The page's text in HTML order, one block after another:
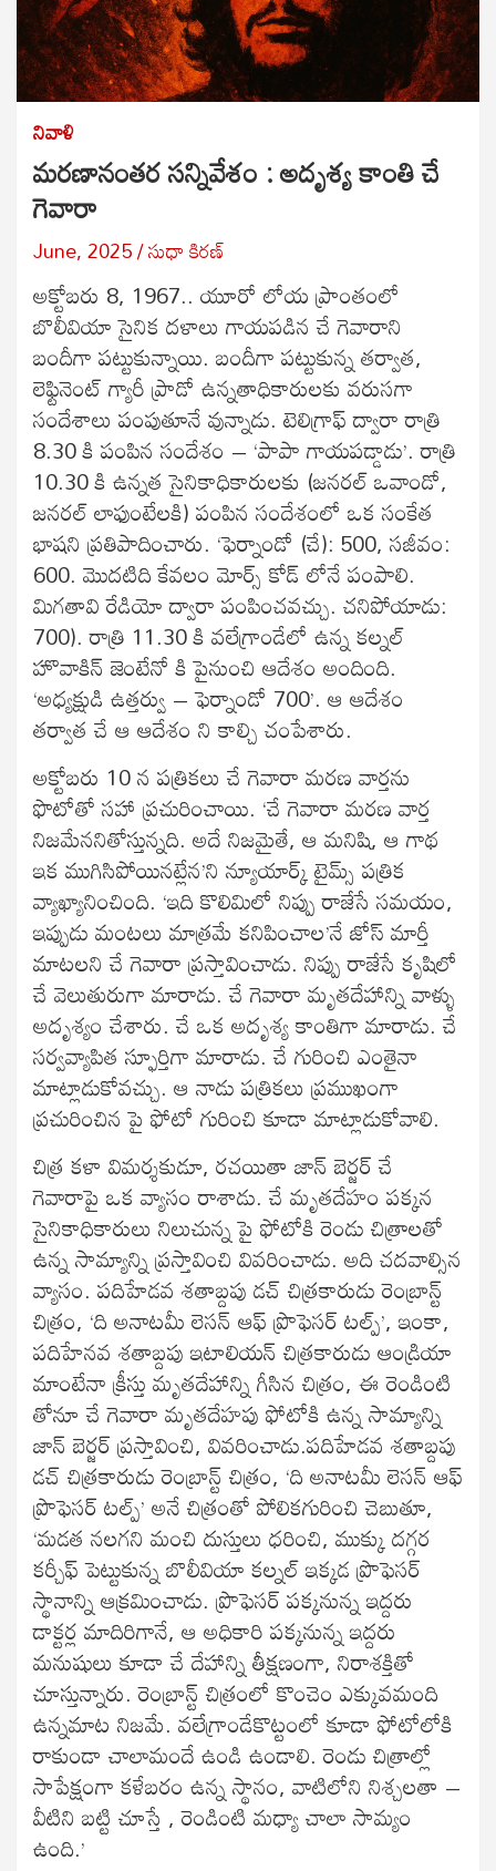
నివాళి
మరణానంతర సన్నివేశం : అదృశ్య కాంతి చే
గెవారా
June, 2025 సుధా కిరణ్
అక్టోబరు 8, 1967.. యూరో లోయ ప్రాంతంలో
బొలీవియా సైనిక దళాలు గాయపడిన చే గెవారాని
బందీగా పట్టుకున్నాయి. బందీగా పట్టుకున్న తర్వాత,
లెఫ్టినెంట్ గ్యారీ ప్రాడో ఉన్నతాధికారులకు వరుసగా
సందేశాలు పంపుతూనే వున్నాడు. టెలిగ్రాఫ్ ద్వారా రాత్రి
8.30 కి పంపిన సందేశం – ‘పాపా గాయపడ్డాడు’. రాత్రి
10.30 కి ఉన్నత సైనికాధికారులకు (జనరల్ ఒవాండో,
జనరల్ లాఫుంటేలకి) పంపిన సందేశంలో ఒక సంకేత
భాషని ప్రతిపాదించారు. ‘ఫెర్నాండో (చే): 500, సజీవం:
600. మొదటిది కేవలం మోర్స్ కోడ్ లోనే పంపాలి.
మిగతావి రేడియో ద్వారా పంపించవచ్చు. చనిపోయాడు:
700). రాత్రి 11.30 కి వలేగ్రాండేలో ఉన్న కల్నల్
హొవాకిన్ జెంటేనో కి పైనుంచి ఆదేశం అందింది.
‘అధ్యక్షుడి ఉత్తర్వు – ఫెర్నాండో 700’. ఆ ఆదేశం
తర్వాత చే ఆ ఆదేశం ని కాల్చి చంపేశారు.
అక్టోబరు 10 న పత్రికలు చే గెవారా మరణ వార్తను
ఫొటోతో సహా ప్రచురించాయి. ‘చే గెవారా మరణ వార్త
నిజమేననితోస్తున్నది. అదే నిజమైతే, ఆ మనిషి, ఆ గాథ
ఇక ముగిసిపోయినట్లేన’ని న్యూయార్క్ టైమ్స్ పత్రిక
వ్యాఖ్యానించింది. ‘ఇది కొలిమిలో నిప్పు రాజేసే సమయం,
ఇప్పుడు మంటలు మాత్రమే కనిపించాల’నే జోస్ మార్తీ
మాటలని చే గెవారా ప్రస్తావించాడు. నిప్పు రాజేసే కృషిలో
చే వెలుతురుగా మారాడు. చే గెవారా మృతదేహాన్ని వాళ్ళు
అదృశ్యం చేశారు. చే ఒక అదృశ్య కాంతిగా మారాడు. చే
సర్వవ్యాపిత స్ఫూర్తిగా మారాడు. చే గురించి ఎంతైనా
మాట్లాడుకోవచ్చు. ఆ నాడు పత్రికలు ప్రముఖంగా
ప్రచురించిన పై ఫోటో గురించి కూడా మాట్లాడుకోవాలి.
చిత్ర కళా విమర్శకుడూ, రచయితా జాన్ బెర్జర్ చే
గెవారాపై ఒక వ్యాసం రాశాడు. చే మృతదేహం పక్కన
సైనికాధికారులు నిలుచున్న పై ఫోటోకి రెండు చిత్రాలతో
ఉన్న సామ్యాన్ని ప్రస్తావించి వివరించాడు. అది చదవాల్సిన
వ్యాసం. పదిహేడవ శతాబ్దపు డచ్ చిత్రకారుడు రెంబ్రాన్ట్
చిత్రం, ‘ది అనాటమీ లెసన్ ఆఫ్ ప్రొఫెసర్ టల్ప్’, ఇంకా,
పదిహేనవ శతాబ్దపు ఇటాలియన్ చిత్రకారుడు ఆండ్రియా
మాంటేనా క్రీస్తు మృతదేహాన్ని గీసిన చిత్రం, ఈ రెండింటి
తోనూ చే గెవారా మృతదేహపు ఫోటోకి ఉన్న సామ్యాన్ని
జాన్ బెర్జర్ ప్రస్తావించి, వివరించాడు.పదిహేడవ శతాబ్దపు
డచ్ చిత్రకారుడు రెంబ్రాన్ట్ చిత్రం, ‘ది అనాటమీ లెసన్ ఆఫ్
ప్రొఫెసర్ టల్ప్’ అనే చిత్రంతో పోలికగురించి చెబుతూ,
‘మడత నలగని మంచి దుస్తులు ధరించి, ముక్కు దగ్గర
కర్చీఫ్ పెట్టుకున్న బొలీవియా కల్నల్ ఇక్కడ ప్రొఫెసర్
స్థానాన్ని ఆక్రమించాడు. ప్రొఫెసర్ పక్కనున్న ఇద్దరు
డాక్టర్ల మాదిరిగానే, ఆ అధికారి పక్కనున్న ఇద్దరు
మనుషులు కూడా చే దేహాన్ని తీక్షణంగా, నిరాశక్తితో
చూస్తున్నారు. రెంబ్రాన్ట్ చిత్రంలో కొంచెం ఎక్కువమంది
ఉన్నమాట నిజమే. వలేగ్రాండేకొట్టంలో కూడా ఫోటోలోకి
రాకుండా చాలామందే ఉండి ఉండాలి. రెండు చిత్రాల్లో
సాపేక్షంగా కళేబరం ఉన్న స్థానం, వాటిలోని నిశ్చలతా –
వీటిని బట్టి చూస్తే , రెండింటి మధ్యా చాలా సామ్యం
ఉంది.’